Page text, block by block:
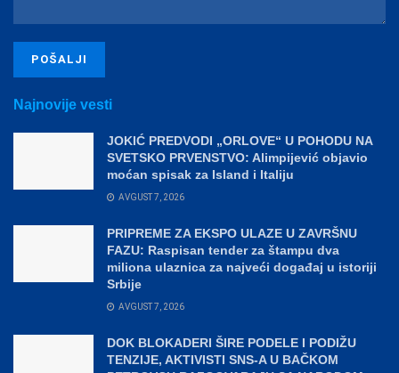
Najnovije vesti
JOKIĆ PREDVODI „ORLOVE“ U POHODU NA
SVETSKO PRVENSTVO: Alimpijević objavio
moćan spisak za Island i Italiju
AVGUST 7, 2026
PRIPREME ZA EKSPO ULAZE U ZAVRŠNU
FAZU: Raspisan tender za štampu dva
miliona ulaznica za najveći događaj u istoriji
Srbije
AVGUST 7, 2026
DOK BLOKADERI ŠIRE PODELE I PODIŽU
TENZIJE, AKTIVISTI SNS-A U BAČKOM